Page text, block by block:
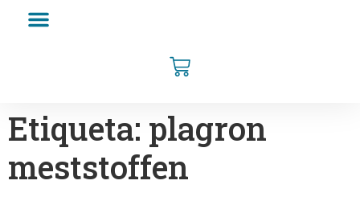
Etiqueta: plagron
meststoffen